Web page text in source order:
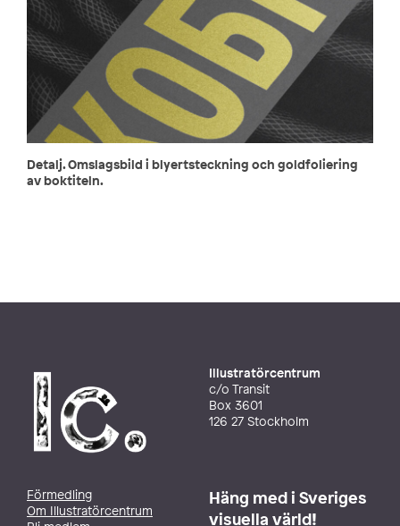
Detalj. Omslagsbild i blyertsteckning och goldfoliering
av boktiteln.
Illustratörcentrum
c/o Transit
Box 3601
126 27 Stockholm
Förmedling
Om Illustratörcentrum
Häng med i Sveriges
visuella värld!